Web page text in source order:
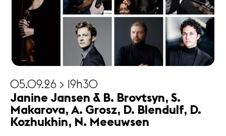
05.09.26 > 19h30
Janine Jansen & B. Brovtsyn, S.
Makarova, A. Grosz, D. Blendulf, D.
Kozhukhin, N. Meeuwsen